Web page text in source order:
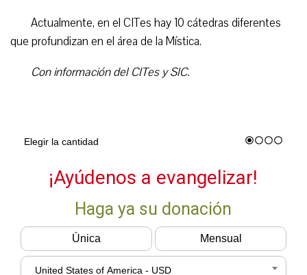
Actualmente, en el CITes hay 10 cátedras diferentes
que profundizan en el área de la Mística.
Con información del CITes y SIC.